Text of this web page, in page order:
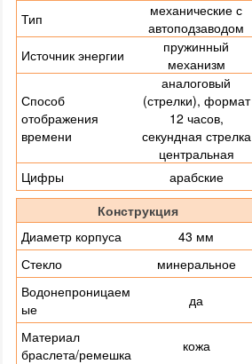
Тип
механические с
автоподзаводом
Источник энергии
пружинный
механизм
Способ
отображения
времени
аналоговый
(стрелки), формат
12 часов,
секундная стрелка
центральная
Цифры
арабские
Конструкция
Диаметр корпуса
43 мм
Стекло
минеральное
Водонепроницаем
ые
да
Материал
браслета/ремешка
кожа